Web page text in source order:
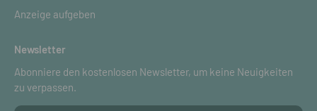
Anzeige aufgeben
Newsletter
Abonniere den kostenlosen Newsletter, um keine Neuigkeiten
zu verpassen.